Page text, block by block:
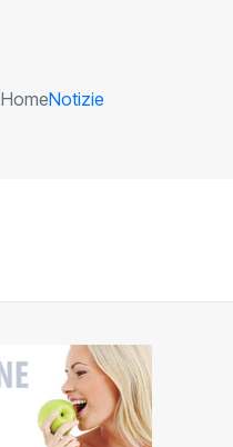
HomeNotizie